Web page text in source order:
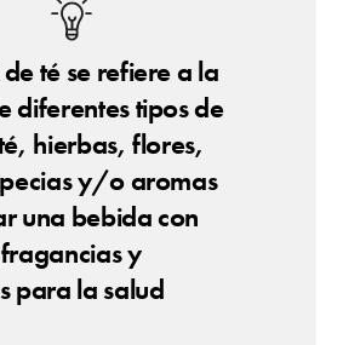
té se refiere a la
diferentes tipos de
hierbas, flores,
y/o aromas
una bebida con
y
para la salud